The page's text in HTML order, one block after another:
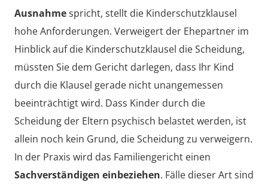
Ausnahmespricht, stellt die Kinderschutzklausel
hohe Anforderungen. Verweigert der Ehepartner im
Hinblick auf die Kinderschutzklausel die Scheidung,
müssten Sie dem Gericht darlegen, dass Ihr Kind
durch die Klausel gerade nicht unangemessen
beeinträchtigt wird. Dass Kinder durch die
Scheidung der Eltern psychisch belastet werden, ist
allein noch kein Grund, die Scheidung zu verweigern.
In der Praxis wird das Familiengericht einen
Sachverständigen einbeziehen. Fälle dieser Art sind